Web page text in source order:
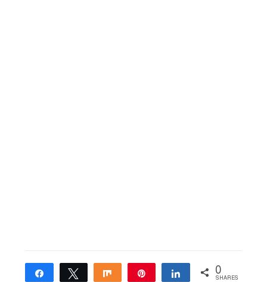
Share Tweet Share Share 0
SHARES